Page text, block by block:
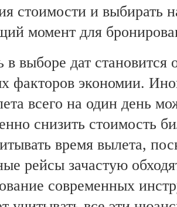
стоимости и выбирать
момент для
в выборе дат становится
факторов экономии.
всего на один день
снизить стоимость
время вылета,
рейсы зачастую
современных